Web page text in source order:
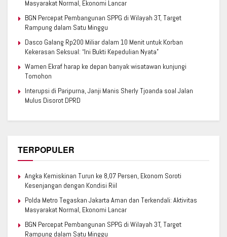
Masyarakat Normal, Ekonomi Lancar
BGN Percepat Pembangunan SPPG di Wilayah 3T, Target
Rampung dalam Satu Minggu
Dasco Galang Rp200 Miliar dalam 10 Menit untuk Korban
Kekerasan Seksual: “Ini Bukti Kepedulian Nyata”
Wamen Ekraf harap ke depan banyak wisatawan kunjungi
Tomohon
Interupsi di Paripurna, Janji Manis Sherly Tjoanda soal Jalan
Mulus Disorot DPRD
TERPOPULER
Angka Kemiskinan Turun ke 8,07 Persen, Ekonom Soroti
Kesenjangan dengan Kondisi Riil
Polda Metro Tegaskan Jakarta Aman dan Terkendali: Aktivitas
Masyarakat Normal, Ekonomi Lancar
BGN Percepat Pembangunan SPPG di Wilayah 3T, Target
Rampung dalam Satu Minggu